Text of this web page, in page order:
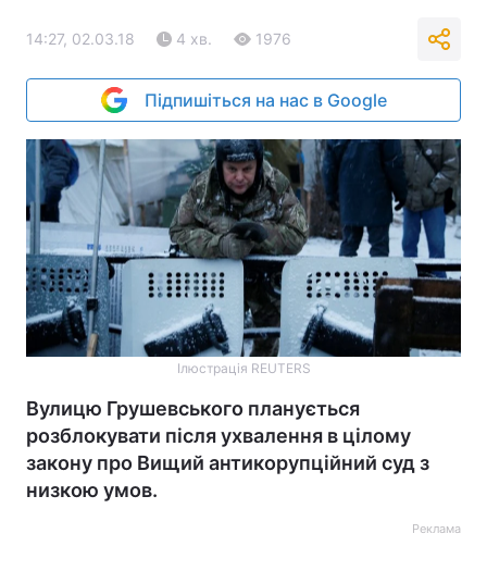
14:27, 02.03.18 4 хв. 1976
Підпишіться на нас в Google
Ілюстрація REUTERS
Вулицю Грушевського планується
розблокувати після ухвалення в цілому
закону про Вищий антикорупційний суд з
низкою умов.
Реклама